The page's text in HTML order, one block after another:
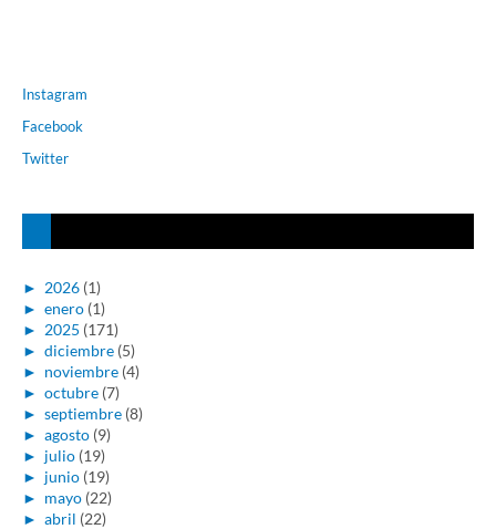
Instagram
Facebook
Twitter
► 2026 (1)
► enero (1)
► 2025 (171)
► diciembre (5)
► noviembre (4)
► octubre (7)
► septiembre (8)
► agosto (9)
► julio (19)
► junio (19)
► mayo (22)
► abril (22)